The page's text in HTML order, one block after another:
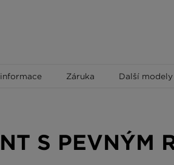
Záruka Další modely
S PEVNÝM